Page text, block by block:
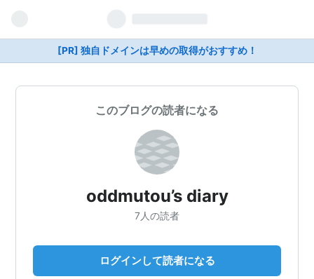
[PR] 独自ドメインは早めの取得がおすすめ！
このブログの読者になる
oddmutou’s diary
7人の読者
ログインして読者になる